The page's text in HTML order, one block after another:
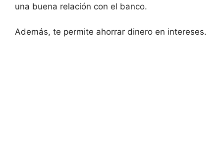
una buena relación con el banco.
Además, te permite ahorrar dinero en intereses.